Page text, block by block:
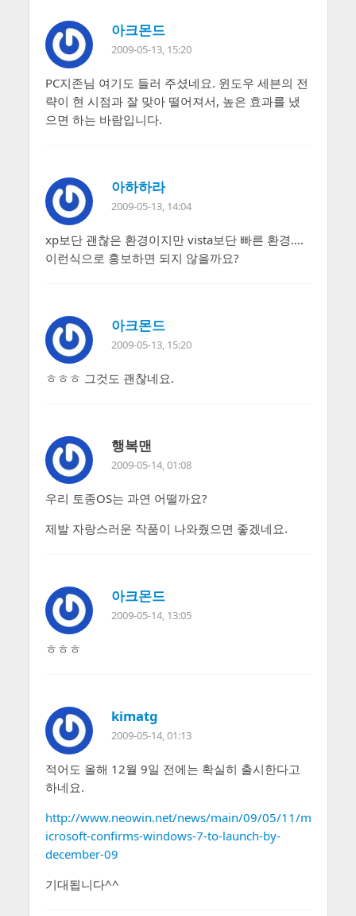
아크몬드
2009-05-13, 15:20
PC지존님 여기도 들러 주셨네요. 윈도우 세븐의 전
략이 현 시점과 잘 맞아 떨어져서, 높은 효과를 냈
으면 하는 바람입니다.
아하하라
2009-05-13, 14:04
xp보단 괜찮은 환경이지만 vista보단 빠른 환경….
이런식으로 홍보하면 되지 않을까요?
아크몬드
2009-05-13, 15:20
ㅎㅎㅎ 그것도 괜찮네요.
행복맨
2009-05-14, 01:08
우리 토종OS는 과연 어떨까요?
제발 자랑스러운 작품이 나와줬으면 좋겠네요.
아크몬드
2009-05-14, 13:05
ㅎㅎㅎ
kimatg
2009-05-14, 01:13
적어도 올해 12월 9일 전에는 확실히 출시한다고
하네요.
http://www.neowin.net/news/main/09/05/11/m
icrosoft-confirms-windows-7-to-launch-by-
december-09
기대됩니다^^